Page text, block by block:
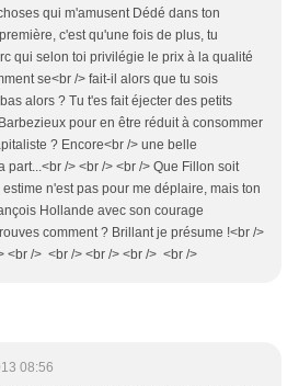
qui m'amusent Dédé dans ton
c'est qu'une fois de plus, tu
qui selon toi privilégie le prix à la qualité
se<br /> fait-il alors que tu sois
alors ? Tu t'es fait éjecter des petits
pour en être réduit à consommer
? Encore<br /> une belle
part...<br /> <br /> <br /> Que Fillon soit
n'est pas pour me déplaire, mais ton
Hollande avec son courage
comment ? Brillant je présume !<br />
<br /> <br /> <br /> <br /> <br />
08:56